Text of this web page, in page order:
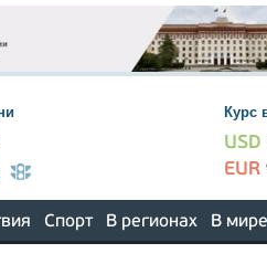
Курс
USD
EUR
Спорт В регионах В мире